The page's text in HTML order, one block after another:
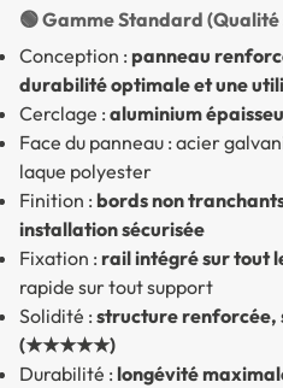
🟢 Gamme Standard
Conception : panneau
durabilité optimale et une
Cerclage : aluminium
Face du panneau : acier
laque polyester
Finition : bords non
installation sécurisée
Fixation : rail intégré sur tout
rapide sur tout support
Solidité : structure renforcée,
(★★★★★)
Durabilité : longévité